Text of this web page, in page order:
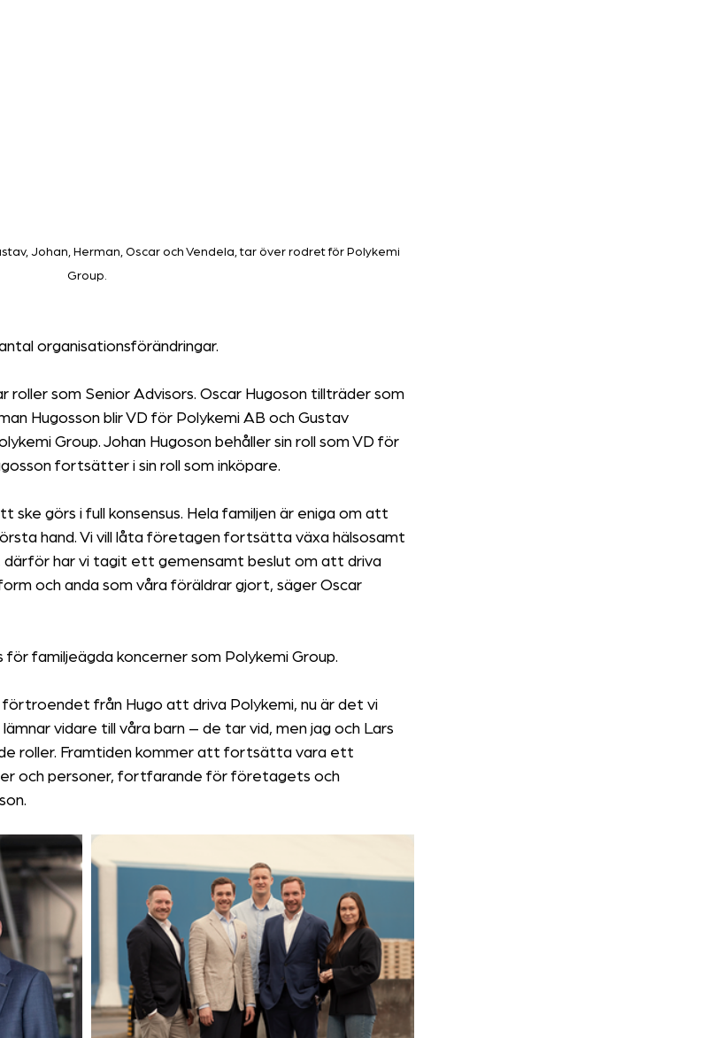
Johan, Herman, Oscar och Vendela, tar över rodret för Polykemi
Group.
organisationsförändringar.
roller som Senior Advisors. Oscar Hugoson tillträder som
Hugosson blir VD för Polykemi AB och Gustav
Group. Johan Hugoson behåller sin roll som VD för
fortsätter i sin roll som inköpare.
ske görs i full konsensus. Hela familjen är eniga om att
hand. Vi vill låta företagen fortsätta växa hälsosamt
därför har vi tagit ett gemensamt beslut om att driva
och anda som våra föräldrar gjort, säger Oscar
för familjeägda koncerner som Polykemi Group.
förtroendet från Hugo att driva Polykemi, nu är det vi
vidare till våra barn – de tar vid, men jag och Lars
roller. Framtiden kommer att fortsätta vara ett
och personer, fortfarande för företagets och